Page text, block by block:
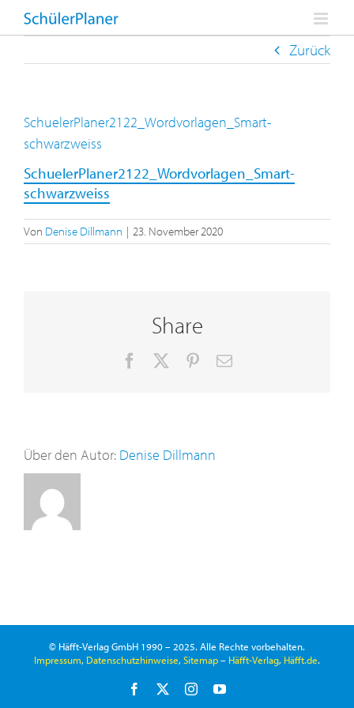
Zum
Inhalt
Zurück
SchuelerPlaner2122_Wordvorlagen_Smart-
schwarzweiss
SchuelerPlaner2122_Wordvorlagen_Smart-
schwarzweiss
Von Denise Dillmann | 23. November 2020
Share
Facebook Pinterest
E-
Über den Autor: Denise Dillmann
© Häfft-Verlag GmbH 1990 – 2025. Alle Rechte vorbehalten.
Impressum, Datenschutzhinweise,Sitemap– Häfft-Verlag, Häfft.de.
Facebook InstagramYouTube